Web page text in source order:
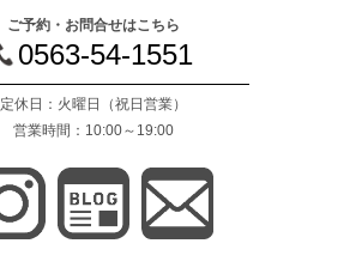
ご予約・お問合せはこちら
0563-54-1551
定休日：火曜日
（祝日営業）
営業時間：10:00～19:00